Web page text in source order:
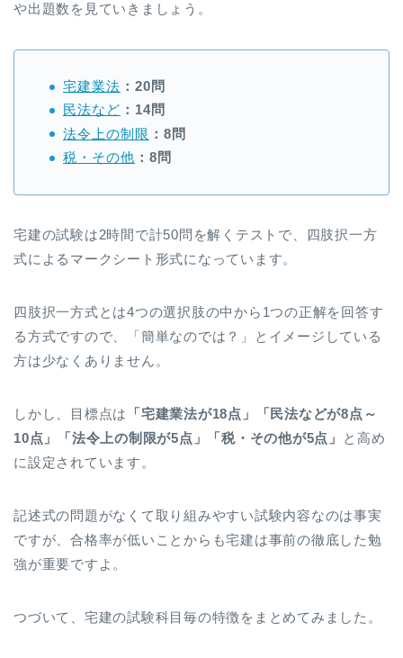
や出題数を見ていきましょう。
宅建業法 ：20問
民法など ：14問
法令上の制限 ：8問
税・その他 ：8問
宅建の試験は2時間で計50問を解くテストで、四肢択一方
式によるマークシート形式になっています。
四肢択一方式とは4つの選択肢の中から1つの正解を回答す
る方式ですので、「簡単なのでは？」とイメージしている
方は少なくありません。
しかし、目標点は
「宅建業法が18点」「民法などが8点～
10点」「法令上の制限が5点」「税・その他が5点」
と高め
に設定されています。
記述式の問題がなくて取り組みやすい試験内容なのは事実
ですが、合格率が低いことからも宅建は事前の徹底した勉
強が重要ですよ。
つづいて、宅建の試験科目毎の特徴をまとめてみました。